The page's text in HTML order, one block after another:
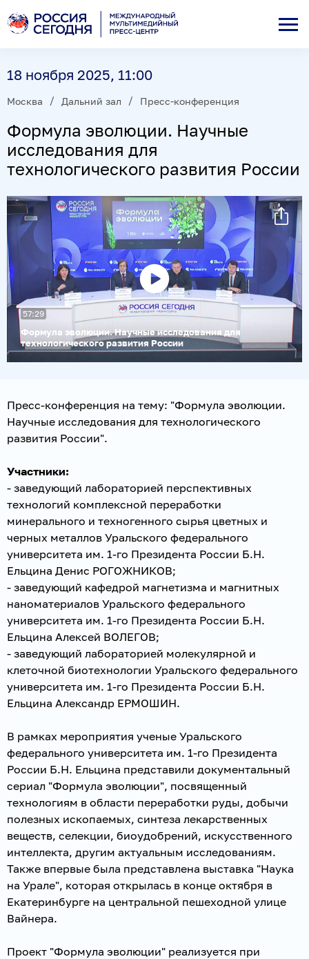
18 ноября 2025, 11:00
Москва Дальний зал Пресс-конференция
Формула эволюции. Научные
исследования для
технологического развития России
Воспроизвести
видео
Формула эволюции. Научные исследования для
технологического развития России
57:29
Пресс-конференция на тему: "Формула эволюции.
Научные исследования для технологического
развития России".
Участники:
- заведующий лабораторией перспективных
технологий комплексной переработки
минерального и техногенного сырья цветных и
черных металлов Уральского федерального
университета им. 1-го Президента России Б.Н.
Ельцина Денис РОГОЖНИКОВ;
- заведующий кафедрой магнетизма и магнитных
наноматериалов Уральского федерального
университета им. 1-го Президента России Б.Н.
Ельцина Алексей ВОЛЕГОВ;
- заведующий лабораторией молекулярной и
клеточной биотехнологии Уральского федерального
университета им. 1-го Президента России Б.Н.
Ельцина Александр ЕРМОШИН.
В рамках мероприятия ученые Уральского
федерального университета им. 1-го Президента
России Б.Н. Ельцина представили документальный
сериал "Формула эволюции", посвященный
технологиям в области переработки руды, добычи
полезных ископаемых, синтеза лекарственных
веществ, селекции, биоудобрений, искусственного
интеллекта, другим актуальным исследованиям.
Также впервые была представлена выставка "Наука
на Урале", которая открылась в конце октября в
Екатеринбурге на центральной пешеходной улице
Вайнера.
Проект "Формула эволюции" реализуется при